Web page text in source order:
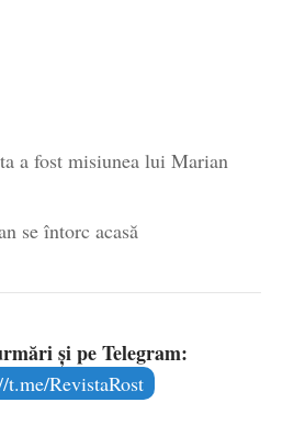
a fost misiunea lui Marian
se întorc acasă
și pe Telegram:
t.me/RevistaRost